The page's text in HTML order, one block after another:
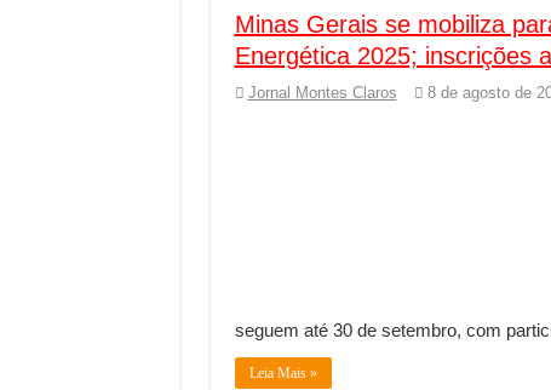
Comércio Interativo
PF e Emissoras
De economista a
Do estudo à
Tomada de decisão
Investimento em
Serralheria de
Qualidade do
Minas Gerais se mobiliza
Energética 2025; inscrições
Jornal Montes Claros 8 de agosto de
seguem até 30 de setembro, com
Leia Mais »